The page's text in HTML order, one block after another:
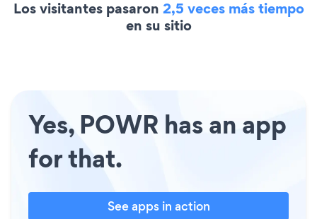
Los visitantes pasaron 2,5 veces más tiempo
en su sitio
Yes, POWR has an app
for that.
See apps in action